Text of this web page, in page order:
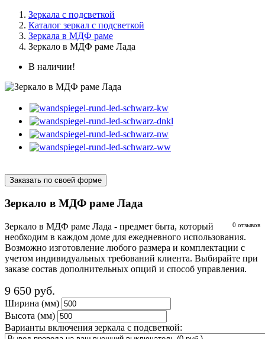
Зеркала с подсветкой
Каталог зеркал с подсветкой
Зеркала в МДФ раме
Зеркало в МДФ раме Лада
В наличии!
Заказать по своей форме
Зеркало в МДФ раме Лада
0 отзывов
Зеркало в МДФ раме Лада - предмет быта, который
необходим в каждом доме для ежедневного использования.
Возможно изготовление любого размера и комплектации с
учетом индивидуальных требований клиента. Выбирайте при
заказе состав дополнительных опций и способ управления.
9 650 руб.
Ширина (мм)
Высота (мм)
Варианты включения зеркала с подсветкой: